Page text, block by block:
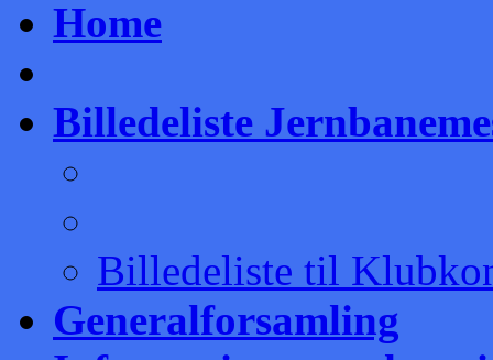
Home
Billedeliste
Billedeliste til
Generalforsamling